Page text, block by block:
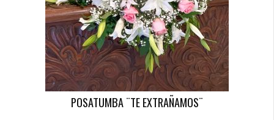
POSATUMBA ¨TE EXTRAÑAMOS¨